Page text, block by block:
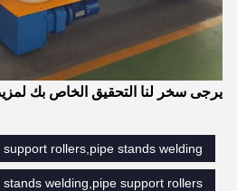
يرجى سخر لنا التحقيق الخاص بك
rollers,pipe stands welding
stands welding,pipe support rollers